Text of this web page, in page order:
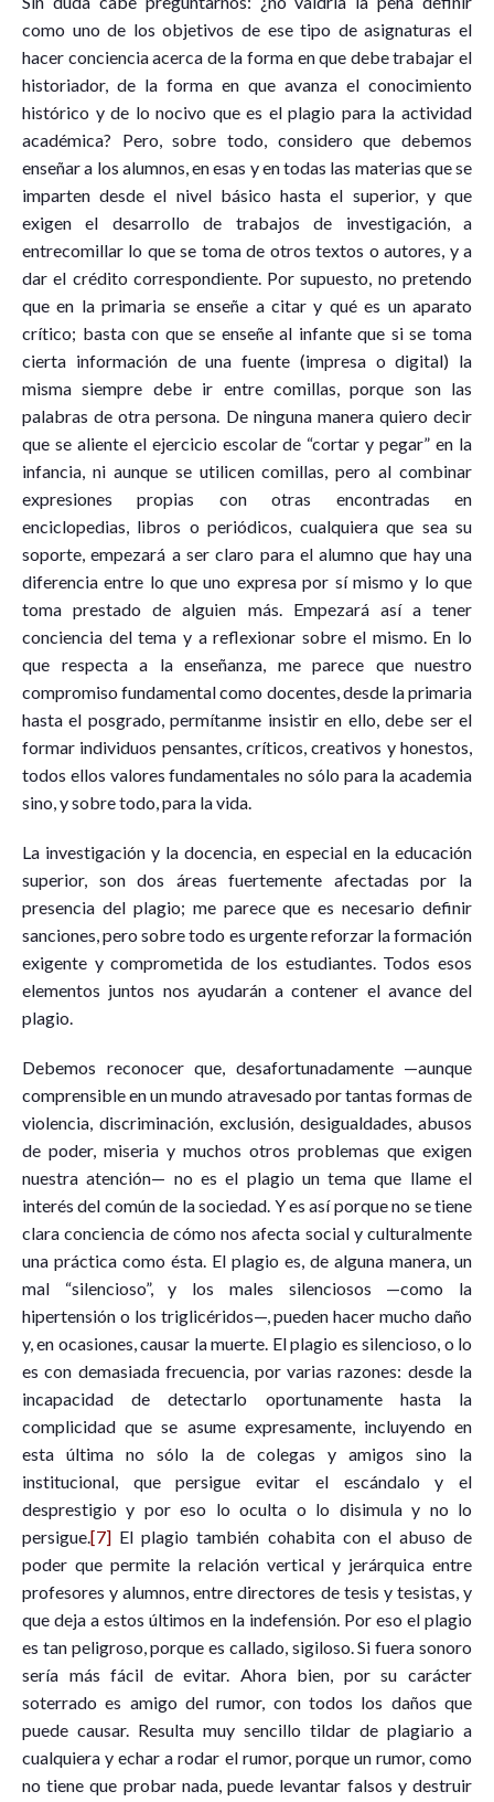
como uno de los objetivos de ese tipo de asignaturas el
hacer conciencia acerca de la forma en que debe trabajar el
historiador, de la forma en que avanza el conocimiento
histórico y de lo nocivo que es el plagio para la actividad
académica? Pero, sobre todo, considero que debemos
enseñar a los alumnos, en esas y en todas las materias que se
imparten desde el nivel básico hasta el superior, y que
exigen el desarrollo de trabajos de investigación, a
entrecomillar lo que se toma de otros textos o autores, y a
dar el crédito correspondiente. Por supuesto, no pretendo
que en la primaria se enseñe a citar y qué es un aparato
crítico; basta con que se enseñe al infante que si se toma
cierta información de una fuente (impresa o digital) la
misma siempre debe ir entre comillas, porque son las
palabras de otra persona. De ninguna manera quiero decir
que se aliente el ejercicio escolar de “cortar y pegar” en la
infancia, ni aunque se utilicen comillas, pero al combinar
expresiones propias con otras encontradas en
enciclopedias, libros o periódicos, cualquiera que sea su
soporte, empezará a ser claro para el alumno que hay una
diferencia entre lo que uno expresa por sí mismo y lo que
toma prestado de alguien más. Empezará así a tener
conciencia del tema y a reflexionar sobre el mismo. En lo
que respecta a la enseñanza, me parece que nuestro
compromiso fundamental como docentes, desde la primaria
hasta el posgrado, permítanme insistir en ello, debe ser el
formar individuos pensantes, críticos, creativos y honestos,
todos ellos valores fundamentales no sólo para la academia
sino, y sobre todo, para la vida.
La investigación y la docencia, en especial en la educación
superior, son dos áreas fuertemente afectadas por la
presencia del plagio; me parece que es necesario definir
sanciones, pero sobre todo es urgente reforzar la formación
exigente y comprometida de los estudiantes. Todos esos
elementos juntos nos ayudarán a contener el avance del
plagio.
Debemos reconocer que, desafortunadamente —aunque
comprensible en un mundo atravesado por tantas formas de
violencia, discriminación, exclusión, desigualdades, abusos
de poder, miseria y muchos otros problemas que exigen
nuestra atención— no es el plagio un tema que llame el
interés del común de la sociedad. Y es así porque no se tiene
clara conciencia de cómo nos afecta social y culturalmente
una práctica como ésta. El plagio es, de alguna manera, un
mal “silencioso”, y los males silenciosos —como la
hipertensión o los triglicéridos—, pueden hacer mucho daño
y, en ocasiones, causar la muerte. El plagio es silencioso, o lo
es con demasiada frecuencia, por varias razones: desde la
incapacidad de detectarlo oportunamente hasta la
complicidad que se asume expresamente, incluyendo en
esta última no sólo la de colegas y amigos sino la
institucional, que persigue evitar el escándalo y el
desprestigio y por eso lo oculta o lo disimula y no lo
persigue.[7] El plagio también cohabita con el abuso de
poder que permite la relación vertical y jerárquica entre
profesores y alumnos, entre directores de tesis y tesistas, y
que deja a estos últimos en la indefensión. Por eso el plagio
es tan peligroso, porque es callado, sigiloso. Si fuera sonoro
sería más fácil de evitar. Ahora bien, por su carácter
soterrado es amigo del rumor, con todos los daños que
puede causar. Resulta muy sencillo tildar de plagiario a
cualquiera y echar a rodar el rumor, porque un rumor, como
no tiene que probar nada, puede levantar falsos y destruir